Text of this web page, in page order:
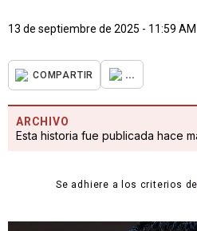
13 de septiembre de 2025 - 11:59 AM
COMPARTIR ...
ARCHIVO
Esta historia fue publicada hace
Se adhiere a los criterios de